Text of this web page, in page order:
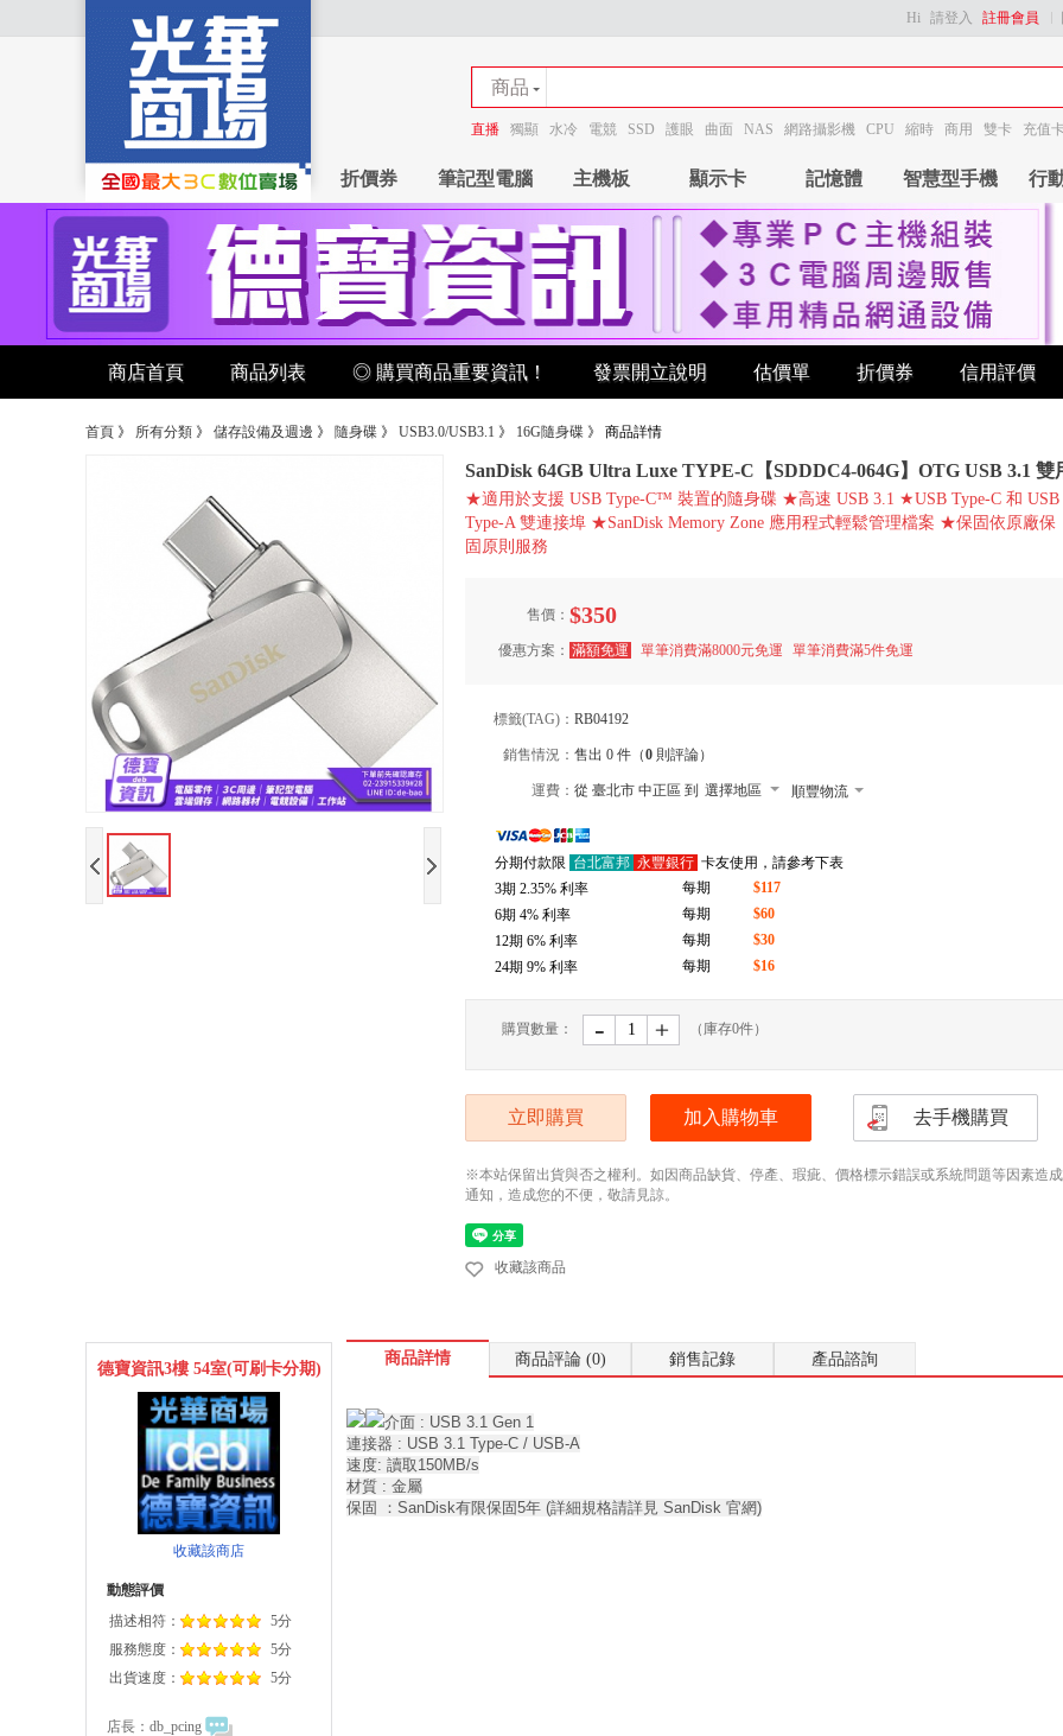
Hi 請登入 註冊會員
商品
商店
直播 獨顯 水冷 電競 SSD 護眼 曲面 NAS 網路攝影機 CPU 縮時 商用 雙卡 充值
折價券 筆記型電腦 主機板 顯示卡 記憶體 智慧型手機 行
商店首頁 商品列表 ◎ 購買商品重要資訊！ 發票開立說明 估價單 折價券 信用評價
首頁 》 所有分類 》 儲存設備及週邊 》 隨身碟 》 USB3.0/USB3.1 》 16G隨身碟 》 商品詳情
SanDisk 64GB Ultra Luxe TYPE-C【SDDDC4-064G】OTG USB 3.1 雙
★適用於支援 USB Type-C™ 裝置的隨身碟 ★高速 USB 3.1 ★USB Type-C 和 USB
Type-A 雙連接埠 ★SanDisk Memory Zone 應用程式輕鬆管理檔案 ★保固依原廠保
固原則服務
售價： $350
優惠方案： 滿額免運 單筆消費滿8000元免運 單筆消費滿5件免運
標籤(TAG)： RB04192
銷售情況： 售出 0 件（0 則評論）
運費： 從 臺北市 中正區 到 選擇地區 順豐物流
郵局
分期付款限 台北富邦 永豐銀行 卡友使用，請參考下表
3期 2.35% 利率 每期
$117
6期 4% 利率 每期
$60
12期 6% 利率 每期
$30
24期 9% 利率 每期 $16
購買數量： - ﹢ （庫存0件）
立即購買 加入購物車 去手機購買
※本站保留出貨與否之權利。如因商品缺貨、停產、瑕疵、價格標示錯誤或系統問題等因素造
通知，造成您的不便，敬請見諒。
收藏該商品
德寶資訊3樓 54室(可刷卡分期)
收藏該商店
動態評價
描述相符：
5分
服務態度：
5分
出貨速度：
5分
店長： db_pcing
商品詳情 商品評論 (0) 銷售記錄 產品諮詢
介面 : USB 3.1 Gen 1
連接器 : USB 3.1 Type-C / USB-A
速度: 讀取150MB/s
材質 : 金屬
保固 ：SanDisk有限保固5年 (詳細規格請詳見 SanDisk 官網)